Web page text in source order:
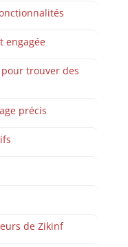
engagée
trouver des
précis
de Zikinf